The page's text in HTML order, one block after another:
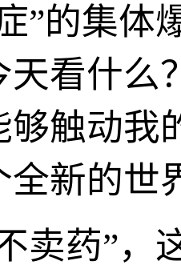
”的集体
天看什么
够触动我
全新的世
卖药”，